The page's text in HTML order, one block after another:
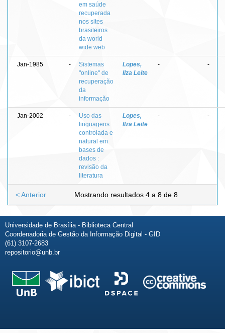
em saúde
recuperada
nos sites
brasileiros
da world
wide web
Jan-1985 -
Sistemas
"online" de
recuperação
da
informação
Lopes,
Ilza Leite
- -
Jan-2002 -
Uso das
linguagens
controlada e
natural em
bases de
dados :
revisão da
literatura
Lopes,
Ilza Leite
- -
Mostrando resultados 4 a 8 de 8
< Anterior
Universidade de Brasília - Biblioteca Central
Coordenadoria de Gestão da Informação Digital - GID
(61) 3107-2683
repositorio@unb.br